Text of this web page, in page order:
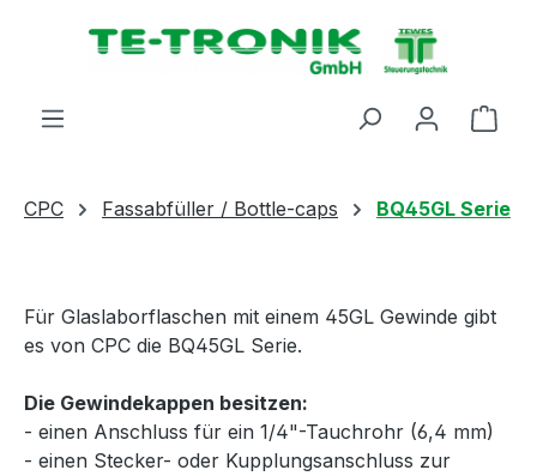
springen
CPC Fassabfüller / Bottle-caps BQ45GL Serie
Für Glaslaborflaschen mit einem 45GL Gewinde gibt
es von CPC die BQ45GL Serie.
Die Gewindekappen besitzen:
- einen Anschluss für ein 1/4"-Tauchrohr (6,4 mm)
- einen Stecker- oder Kupplungsanschluss zur